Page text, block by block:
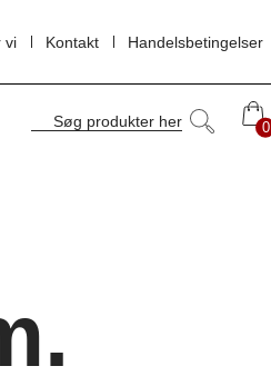
vi Kontakt Handelsbetingelser
Søg produkter her 0
0